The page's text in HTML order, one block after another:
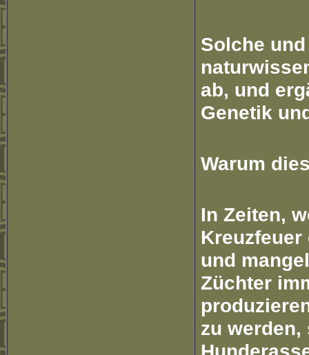
Solche
ab, und
Genetik
Warum
In Zeiten,
und
Züchter
zu